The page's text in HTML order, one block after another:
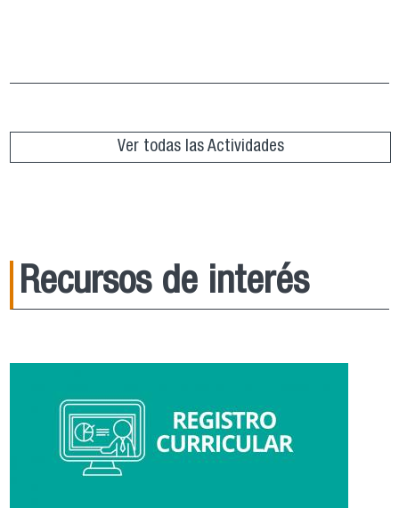
Ver todas las Actividades
Recursos de interés